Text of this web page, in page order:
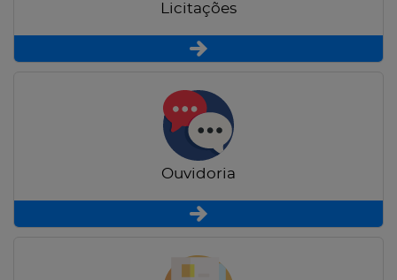
Licitações
Ouvidoria